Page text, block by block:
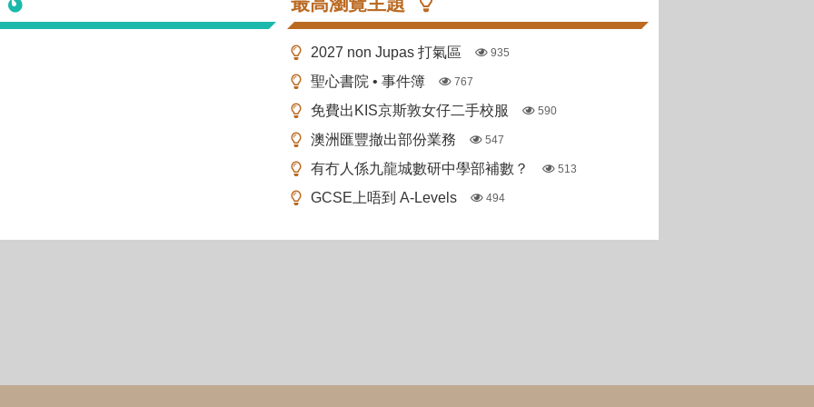
2027 non Jupas 打氣區 935
聖心書院 • 事件簿 767
免費出KIS京斯敦女仔二手校服 590
澳洲匯豐撤出部份業務 547
有冇人係九龍城數研中學部補數？ 513
GCSE上唔到 A-Levels 494